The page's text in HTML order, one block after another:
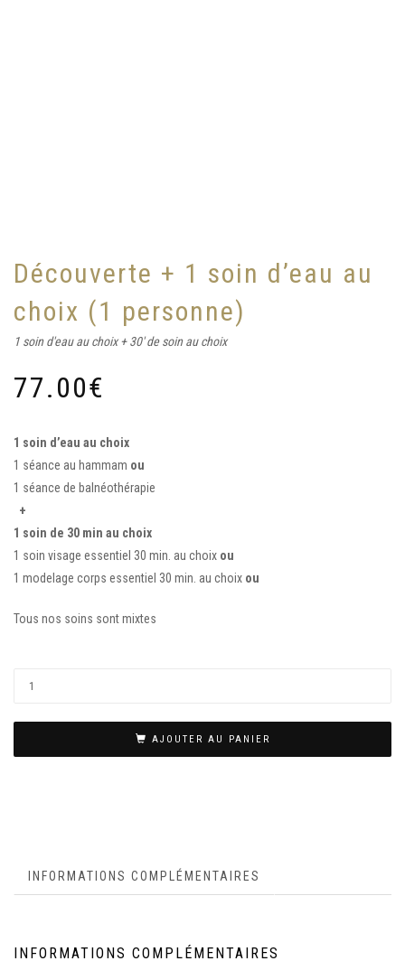
Découverte + 1 soin d’eau au
choix (1 personne)
1 soin d'eau au choix + 30' de soin au choix
77.00€
1 soin d’eau au choix
1 séance au hammam ou
1 séance de balnéothérapie
+
1 soin de 30 min au choix
1 soin visage essentiel 30 min. au choix ou
1 modelage corps essentiel 30 min. au choix ou
Tous nos soins sont mixtes
AJOUTER AU PANIER
INFORMATIONS COMPLÉMENTAIRES
INFORMATIONS COMPLÉMENTAIRES